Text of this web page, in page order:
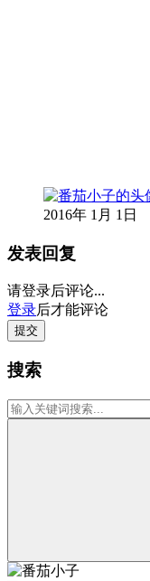
2016年 1月 1日
发表回复
请登录后评论...
登录后才能评论
提交
搜索